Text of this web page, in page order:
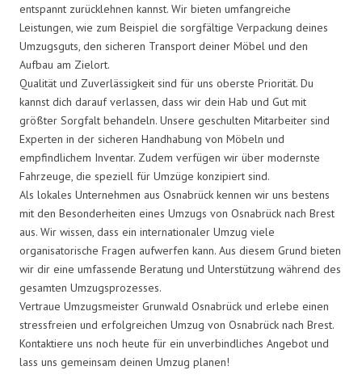
entspannt zurücklehnen kannst. Wir bieten umfangreiche
Leistungen, wie zum Beispiel die sorgfältige Verpackung deines
Umzugsguts, den sicheren Transport deiner Möbel und den
Aufbau am Zielort.
Qualität und Zuverlässigkeit sind für uns oberste Priorität. Du
kannst dich darauf verlassen, dass wir dein Hab und Gut mit
größter Sorgfalt behandeln. Unsere geschulten Mitarbeiter sind
Experten in der sicheren Handhabung von Möbeln und
empfindlichem Inventar. Zudem verfügen wir über modernste
Fahrzeuge, die speziell für Umzüge konzipiert sind.
Als lokales Unternehmen aus Osnabrück kennen wir uns bestens
mit den Besonderheiten eines Umzugs von Osnabrück nach Brest
aus. Wir wissen, dass ein internationaler Umzug viele
organisatorische Fragen aufwerfen kann. Aus diesem Grund bieten
wir dir eine umfassende Beratung und Unterstützung während des
gesamten Umzugsprozesses.
Vertraue Umzugsmeister Grunwald Osnabrück und erlebe einen
stressfreien und erfolgreichen Umzug von Osnabrück nach Brest.
Kontaktiere uns noch heute für ein unverbindliches Angebot und
lass uns gemeinsam deinen Umzug planen!